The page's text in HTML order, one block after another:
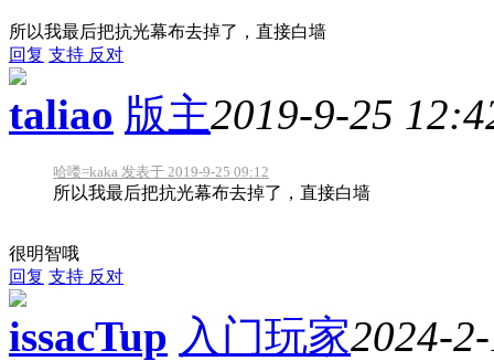
所以我最后把抗光幕布去掉了，直接白墙
回复 支持 反对
taliao 版主2019-9-25
哈喽=kaka 发表于 2019-9-25 09:12
所以我最后把抗光幕布去掉了，直接白墙
很明智哦
回复 支持 反对
issacTup 入门玩家2024-